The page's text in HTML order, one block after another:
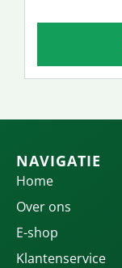
NAVIGATIE
Home
Over ons
E-shop
Klantenservice